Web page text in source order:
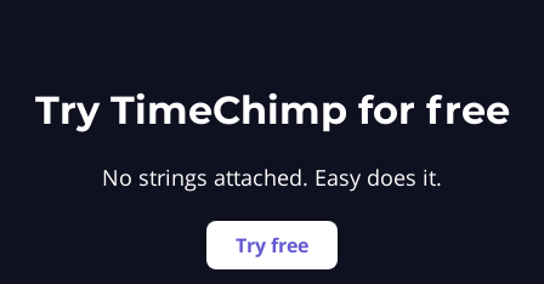
Try TimeChimp for free
No strings attached. Easy does it.
Try free